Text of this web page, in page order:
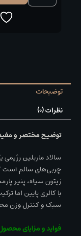
توضیحات
نظرات (0)
توضیح مختصر و
سالاد ماربلین
چربی‌های سالم است
زیتون سیاه، پنیر
با کالری پایین اما
سبک و کنترل وزن
فواید و مزایای